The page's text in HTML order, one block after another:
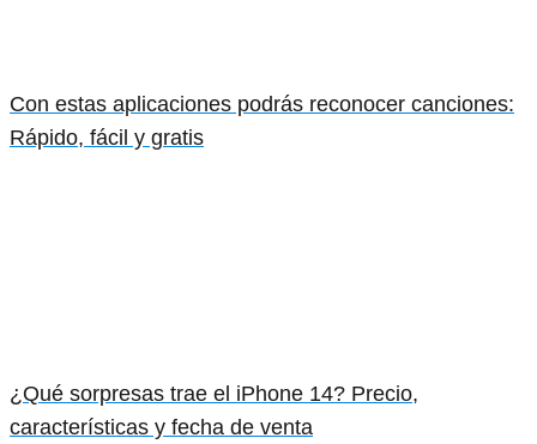
Con estas aplicaciones podrás reconocer canciones:
Rápido, fácil y gratis
¿Qué sorpresas trae el iPhone 14? Precio,
características y fecha de venta